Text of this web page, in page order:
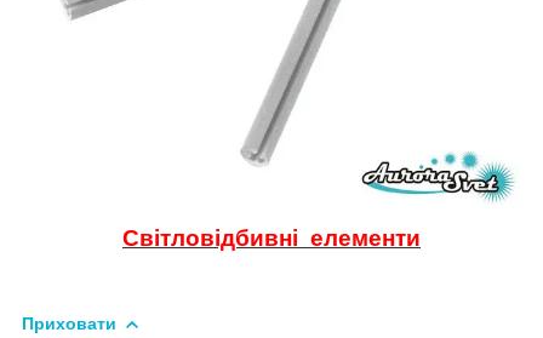
Світловідбивні елементи
Приховати